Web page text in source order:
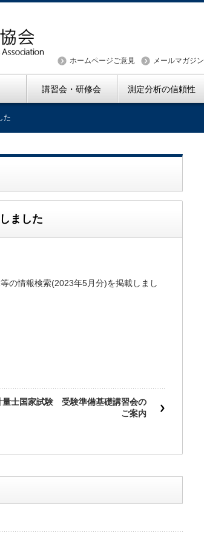
ホームページご意見 メールマガジン
講習会・研修会 測定分析の信頼性
た
ました
の情報検索(2023年5月分)を掲載しまし
量士国家試験 受験準備基礎講習会の
ご案内